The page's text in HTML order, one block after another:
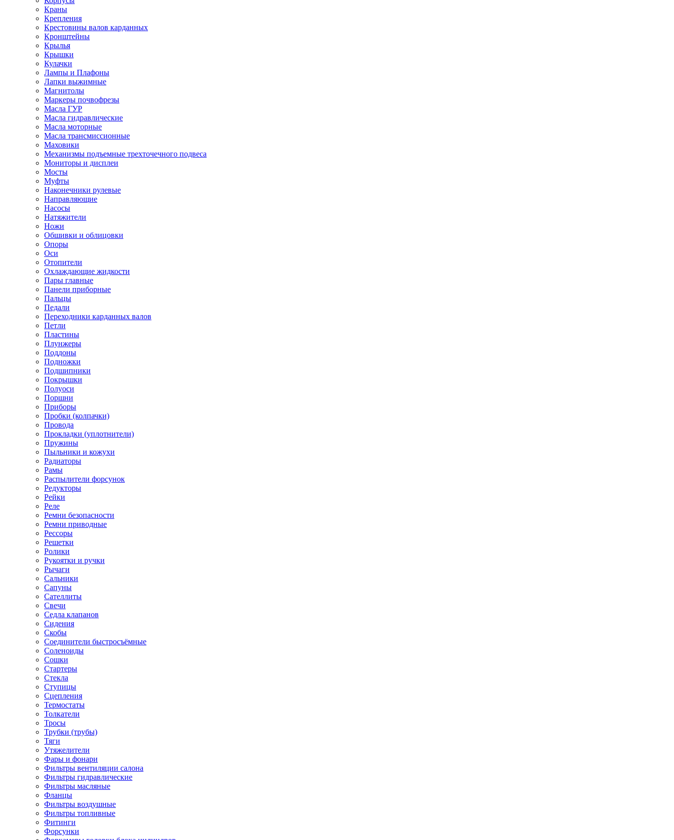
Краны
Крепления
Крестовины валов карданных
Кронштейны
Крылья
Крышки
Кулачки
Лампы и Плафоны
Лапки выжимные
Магнитолы
Маркеры почвофрезы
Масла ГУР
Масла гидравлические
Масла моторные
Масла трансмиссионные
Маховики
Механизмы подъемные трехточечного подвеса
Мониторы и дисплеи
Мосты
Муфты
Наконечники рулевые
Направляющие
Насосы
Натяжители
Ножи
Обшивки и облицовки
Опоры
Оси
Отопители
Охлаждающие жидкости
Пары главные
Панели приборные
Пальцы
Педали
Переходники карданных валов
Петли
Пластины
Плунжеры
Поддоны
Подножки
Подшипники
Покрышки
Полуоси
Поршни
Приборы
Пробки (колпачки)
Провода
Прокладки (уплотнители)
Пружины
Пыльники и кожухи
Радиаторы
Рамы
Распылители форсунок
Редукторы
Рейки
Реле
Ремни безопасности
Ремни приводные
Рессоры
Решетки
Ролики
Рукоятки и ручки
Рычаги
Сальники
Сапуны
Сателлиты
Свечи
Седла клапанов
Сидения
Скобы
Соединители быстросъёмные
Соленоиды
Сошки
Стартеры
Стекла
Ступицы
Сцепления
Термостаты
Толкатели
Тросы
Трубки (трубы)
Тяги
Утяжелители
Фары и фонари
Фильтры вентиляции салона
Фильтры гидравлические
Фильтры масляные
Фланцы
Фильтры воздушные
Фильтры топливные
Фитинги
Форсунки